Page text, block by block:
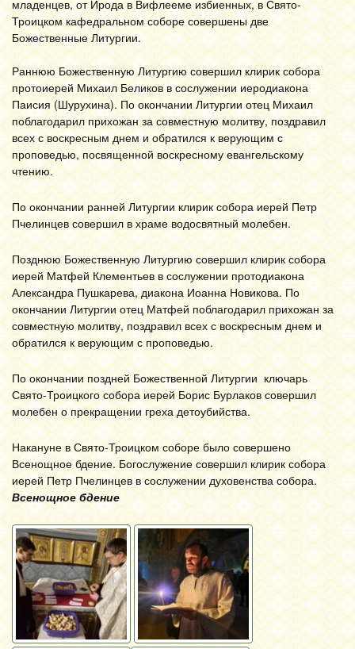
младенцев, от Ирода в Вифлееме избиенных, в Свято-
Троицком кафедральном соборе совершены две
Божественные Литургии.
Раннюю Божественную Литургию совершил клирик собора
протоиерей Михаил Беликов в сослужении иеродиакона
Паисия (Шурухина). По окончании Литургии отец Михаил
поблагодарил прихожан за совместную молитву, поздравил
всех с воскресным днем и обратился к верующим с
проповедью, посвященной воскресному евангельскому
чтению.
По окончании ранней Литургии клирик собора иерей Петр
Пчелинцев совершил в храме водосвятный молебен.
Позднюю Божественную Литургию совершил клирик собора
иерей Матфей Клементьев в сослужении протодиакона
Александра Пушкарева, диакона Иоанна Новикова. По
окончании Литургии отец Матфей поблагодарил прихожан за
совместную молитву, поздравил всех с воскресным днем и
обратился к верующим с проповедью.
По окончании поздней Божественной Литургии ключарь
Свято-Троицкого собора иерей Борис Бурлаков совершил
молебен о прекращении греха детоубийства.
Накануне в Свято-Троицком соборе было совершено
Всенощное бдение. Богослужение совершил клирик собора
иерей Петр Пчелинцев в сослужении духовенства собора.
Всенощное бдение